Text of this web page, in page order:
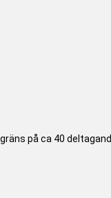
på ca 40